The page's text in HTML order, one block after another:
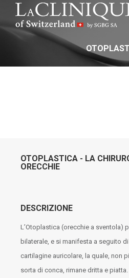
OTOPLASTICA - LA
ORECCHIE
DESCRIZIONE
L’Otoplastica (orecchie a sventola)
bilaterale, e si manifesta a seguito
cartilagine auricolare, la quale, non
sorta di conca, rimane dritta e